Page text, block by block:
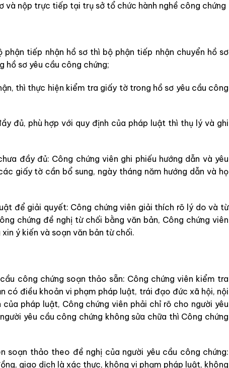
và nộp trực tiếp tại trụ sở tổ chức hành nghề công chứng
tiếp nhận hồ sơ thì bộ phận tiếp nhận chuyển hồ sơ
hồ sơ yêu cầu công chứng;
thì thực hiện kiểm tra giấy tờ trong hồ sơ yêu cầu công
đủ, phù hợp với quy định của pháp luật thì thụ lý và ghi
đầy đủ: Công chứng viên ghi phiếu hướng dẫn và yêu
giấy tờ cần bổ sung, ngày tháng năm hướng dẫn và họ
để giải quyết: Công chứng viên giải thích rõ lý do và từ
chứng đề nghị từ chối bằng văn bản, Công chứng viên
ý kiến và soạn văn bản từ chối.
công chứng soạn thảo sẵn: Công chứng viên kiểm tra
có điều khoản vi phạm pháp luật, trái đạo đức xã hội, nội
pháp luật, Công chứng viên phải chỉ rõ cho người yêu
yêu cầu công chứng không sửa chữa thì Công chứng
soạn thảo theo đề nghị của người yêu cầu công chứng:
giao dịch là xác thực, không vi phạm pháp luật, không